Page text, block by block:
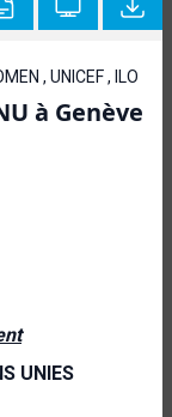
, UNICEF , ILO
à Genève
UNIES